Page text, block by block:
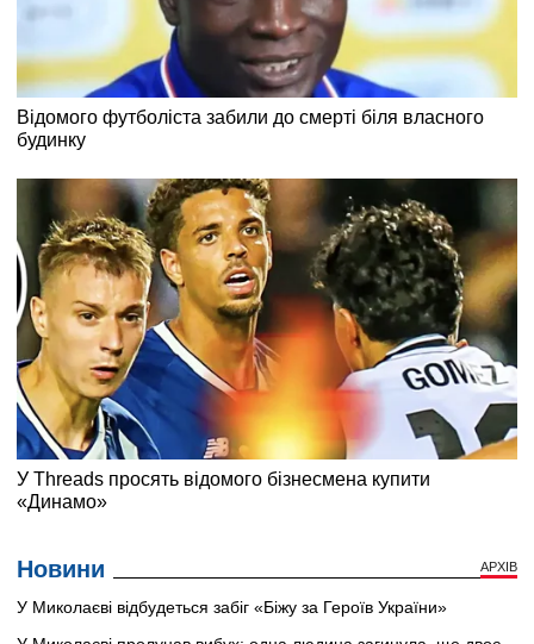
Новини АРХІВ
У Миколаєві відбудеться забіг «Біжу за Героїв України»